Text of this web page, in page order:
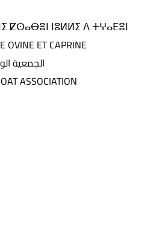
ⵇⵙⴰⴱⴻⵏ ⵏⵓⵍⵍⵉ ⴷ ⵜⵖⴰⴹⴻⵏ
OVINE ET CAPRINE
الجمعية
ASSOCIATION